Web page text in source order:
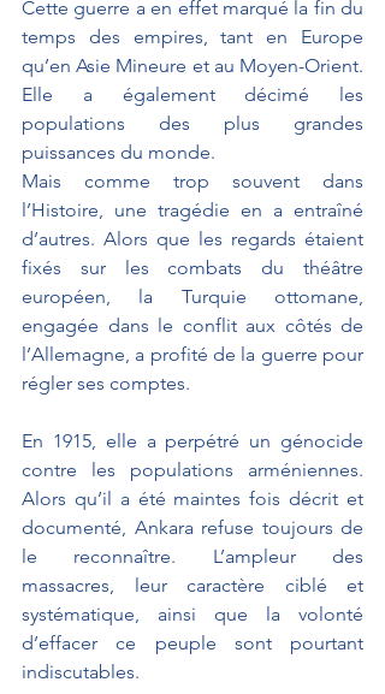
Cette guerre a en effet marqué la fin du
temps des empires, tant en Europe
qu’en Asie Mineure et au Moyen-Orient.
Elle a également décimé les
populations des plus grandes
puissances du monde.
Mais comme trop souvent dans
l’Histoire, une tragédie en a entraîné
d’autres. Alors que les regards étaient
fixés sur les combats du théâtre
européen, la Turquie ottomane,
engagée dans le conflit aux côtés de
l’Allemagne, a profité de la guerre pour
régler ses comptes.
En 1915, elle a perpétré un génocide
contre les populations arméniennes.
Alors qu’il a été maintes fois décrit et
documenté, Ankara refuse toujours de
le reconnaître. L’ampleur des
massacres, leur caractère ciblé et
systématique, ainsi que la volonté
d’effacer ce peuple sont pourtant
indiscutables.